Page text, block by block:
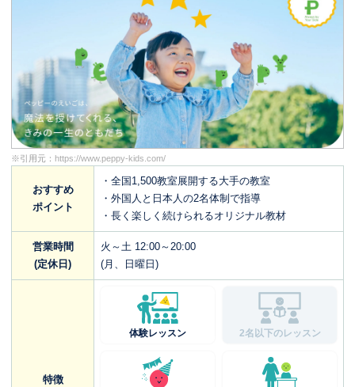
※引用元： https://www.peppy-kids.com/
おすすめ
ポイント
・全国1,500教室展開する大手の教室
・外国人と日本人の2名体制で指導
・長く楽しく続けられるオリジナル教材
営業時間
(定休日)
火～土 12:00～20:00
(月、日曜日)
特徴
体験レッスン 2名以下のレッスン